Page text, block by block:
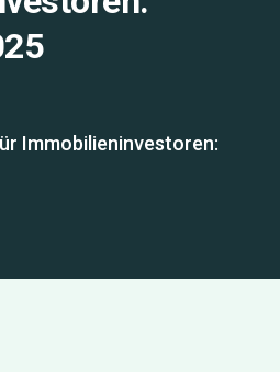
Immobilieninvestoren: